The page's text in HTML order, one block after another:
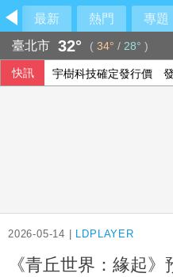
最新 熱門 專題
臺北市 32° ( 34° / 28° )
快訊 宇樹科技確定發行價
2026-05-14 | LDPLAYER
《青丘世界：緣起